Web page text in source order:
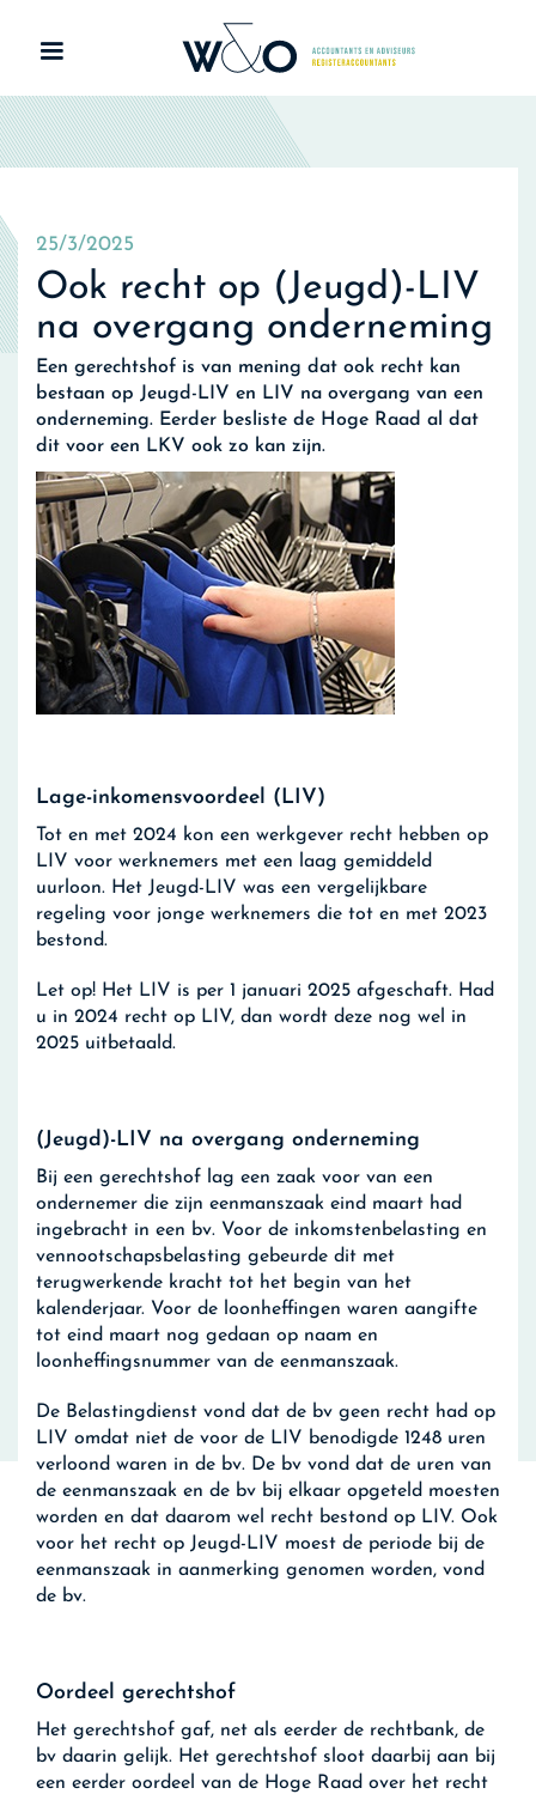
25/3/2025
Ook recht op (Jeugd)-LIV
na overgang onderneming
Een gerechtshof is van mening dat ook recht kan
bestaan op Jeugd-LIV en LIV na overgang van een
onderneming. Eerder besliste de Hoge Raad al dat
dit voor een LKV ook zo kan zijn.
Lage-inkomensvoordeel (LIV)
Tot en met 2024 kon een werkgever recht hebben op
LIV voor werknemers met een laag gemiddeld
uurloon. Het Jeugd-LIV was een vergelijkbare
regeling voor jonge werknemers die tot en met 2023
bestond.
Let op! Het LIV is per 1 januari 2025 afgeschaft. Had
u in 2024 recht op LIV, dan wordt deze nog wel in
2025 uitbetaald.
(Jeugd)-LIV na overgang onderneming
Bij een gerechtshof lag een zaak voor van een
ondernemer die zijn eenmanszaak eind maart had
ingebracht in een bv. Voor de inkomstenbelasting en
vennootschapsbelasting gebeurde dit met
terugwerkende kracht tot het begin van het
kalenderjaar. Voor de loonheffingen waren aangifte
tot eind maart nog gedaan op naam en
loonheffingsnummer van de eenmanszaak.
De Belastingdienst vond dat de bv geen recht had op
LIV omdat niet de voor de LIV benodigde 1248 uren
verloond waren in de bv. De bv vond dat de uren van
de eenmanszaak en de bv bij elkaar opgeteld moesten
worden en dat daarom wel recht bestond op LIV. Ook
voor het recht op Jeugd-LIV moest de periode bij de
eenmanszaak in aanmerking genomen worden, vond
de bv.
Oordeel gerechtshof
Het gerechtshof gaf, net als eerder de rechtbank, de
bv daarin gelijk. Het gerechtshof sloot daarbij aan bij
een eerder oordeel van de Hoge Raad over het recht